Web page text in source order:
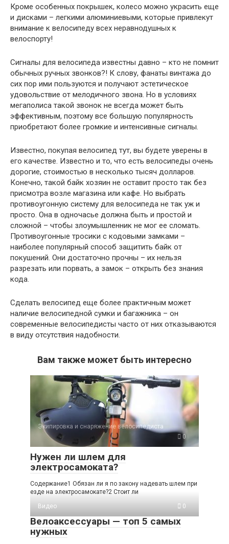
Кроме особенных покрышек, колесо можно украсить еще
и дисками – легкими алюминиевыми, которые привлекут
внимание к велосипеду всех неравнодушных к
велоспорту!
Сигналы для велосипеда известны давно – кто не помнит
обычных ручных звонков?! К слову, фанаты винтажа до
сих пор ими пользуются и получают эстетическое
удовольствие от мелодичного звона. Но в условиях
мегаполиса такой звонок не всегда может быть
эффективным, поэтому все большую популярность
приобретают более громкие и интенсивные сигналы.
Известно, покупая велосипед тут, вы будете уверены в
его качестве. Известно и то, что есть велосипеды очень
дорогие, стоимостью в несколько тысяч долларов.
Конечно, такой байк хозяин не оставит просто так без
присмотра возле магазина или кафе. Но выбрать
противоугонную систему для велосипеда не так уж и
просто. Она в одночасье должна быть и простой и
сложной – чтобы злоумышленник не мог ее сломать.
Противоугонные тросики с кодовыми замками –
наиболее популярный способ защитить байк от
покушений. Они достаточно прочны – их нельзя
разрезать или порвать, а замок – открыть без знания
кода.
Сделать велосипед еще более практичным может
наличие велосипедной сумки и багажника – он
современные велосипедисты часто от них отказываются
в виду отсутствия надобности.
Вам также может быть интересно
Экипировка и снаряжение велосипедиста
0
Нужен ли шлем для
электросамоката?
Содержание1 Обязан ли я по закону надевать шлем при
езде на электросамокате?2 Стоит ли
Видео
0
Велоаксессуары — топ 5 самых
нужных